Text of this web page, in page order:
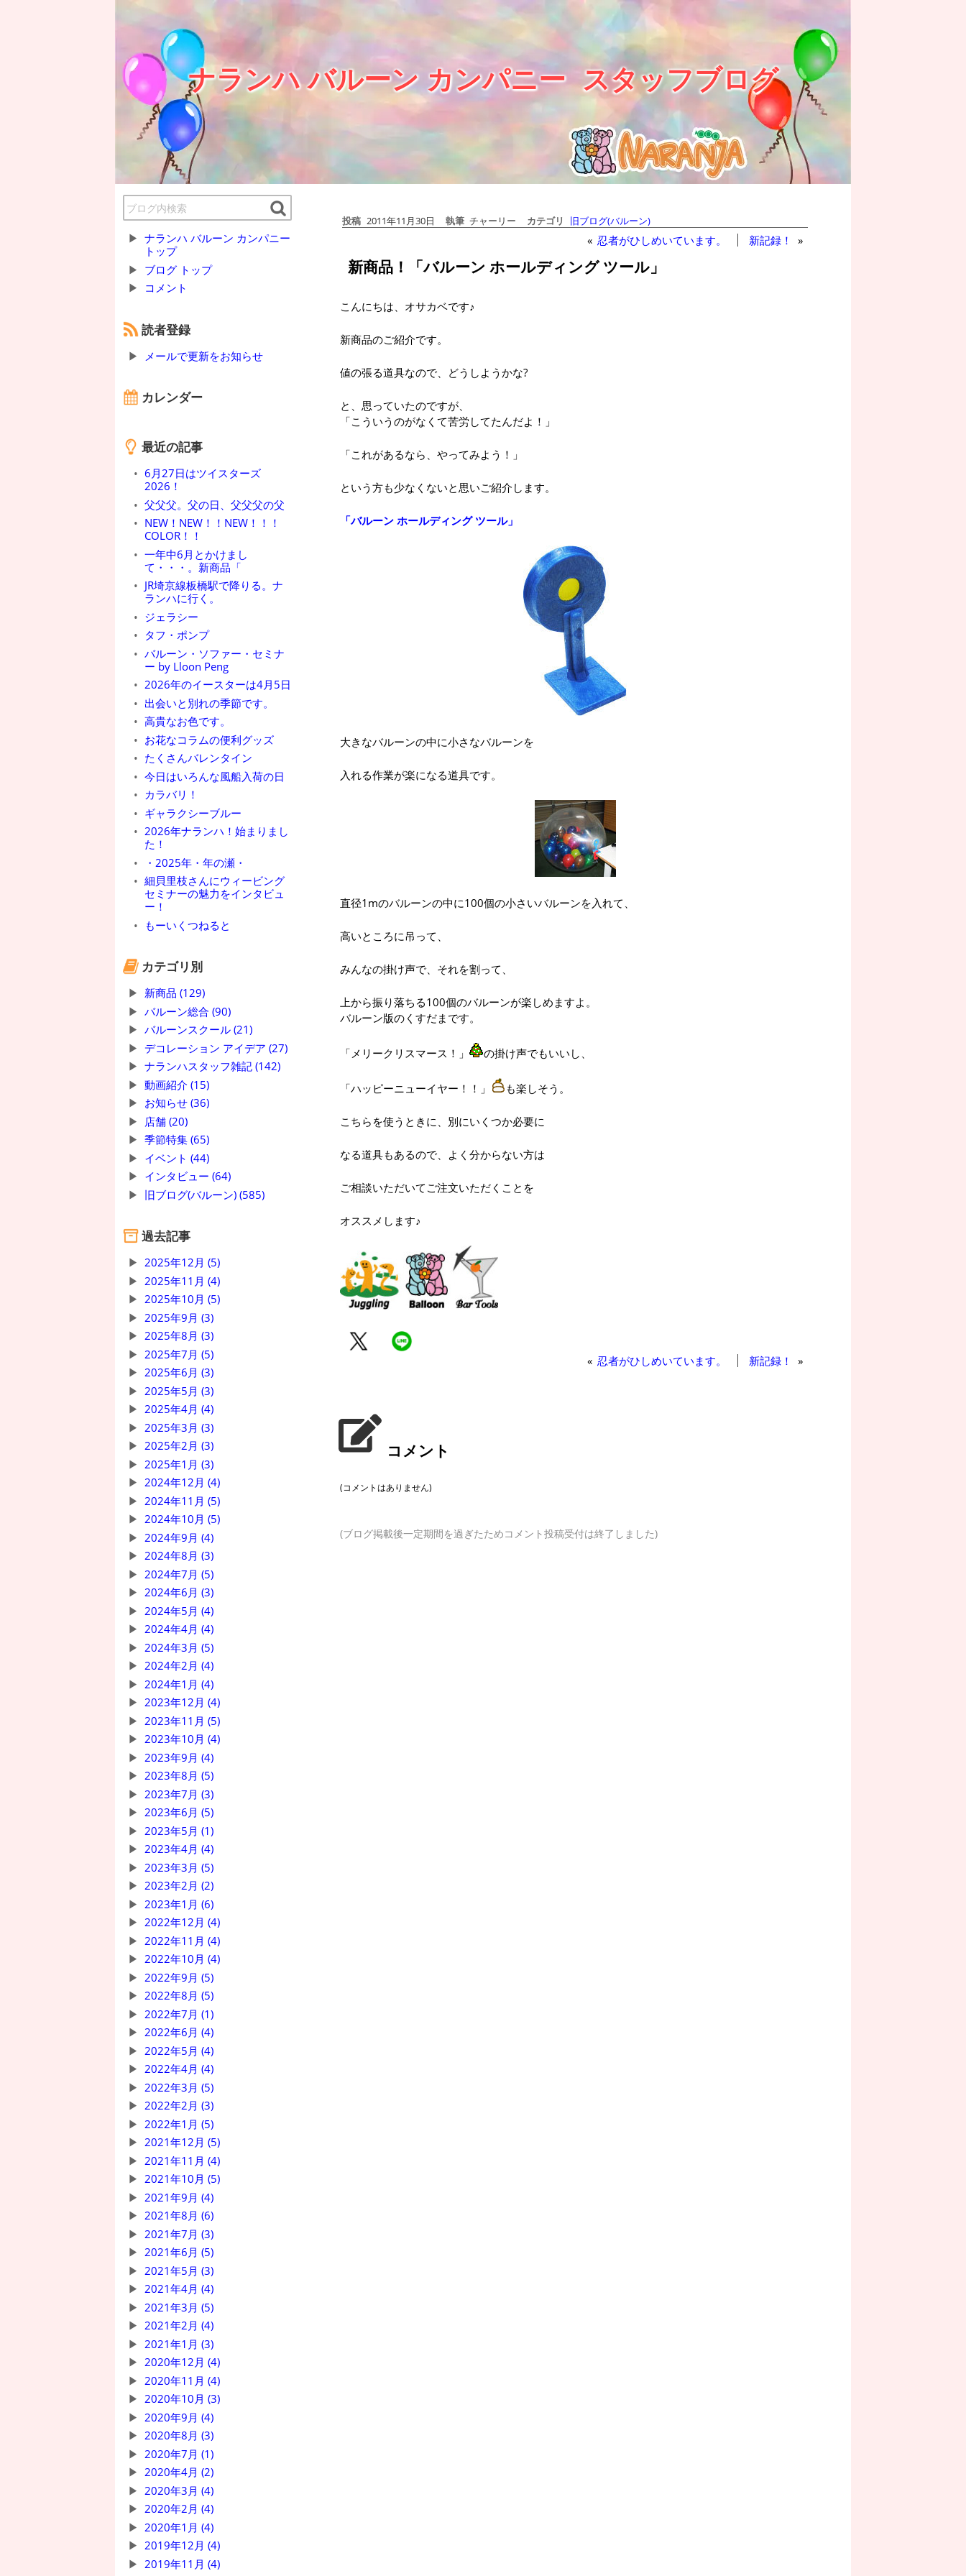
ナランハ バルーン カンパニー スタッフブログ
ナランハ バルーン カンパニー
トップ
ブログ トップ
コメント
読者登録
メールで更新をお知らせ
カレンダー
最近の記事
6月27日はツイスターズ
2026！
父父父。父の日、父父父の父
NEW！NEW！！NEW！！！
COLOR！！
一年中6月とかけまし
て・・・。新商品「
JR埼京線板橋駅で降りる。ナ
ランハに行く。
ジェラシー
タフ・ポンプ
バルーン・ソファー・セミナ
ー by Lloon Peng
2026年のイースターは4月5日
出会いと別れの季節です。
高貴なお色です。
お花なコラムの便利グッズ
たくさんバレンタイン
今日はいろんな風船入荷の日
カラバリ！
ギャラクシーブルー
2026年ナランハ！始まりまし
た！
・2025年・年の瀬・
細貝里枝さんにウィービング
セミナーの魅力をインタビュ
ー！
もーいくつねると
カテゴリ別
新商品 (129)
バルーン総合 (90)
バルーンスクール (21)
デコレーション アイデア (27)
ナランハスタッフ雑記 (142)
動画紹介 (15)
お知らせ (36)
店舗 (20)
季節特集 (65)
イベント (44)
インタビュー (64)
旧ブログ(バルーン) (585)
過去記事
2025年12月 (5)
2025年11月 (4)
2025年10月 (5)
2025年9月 (3)
2025年8月 (3)
2025年7月 (5)
2025年6月 (3)
2025年5月 (3)
2025年4月 (4)
2025年3月 (3)
2025年2月 (3)
2025年1月 (3)
2024年12月 (4)
2024年11月 (5)
2024年10月 (5)
2024年9月 (4)
2024年8月 (3)
2024年7月 (5)
2024年6月 (3)
2024年5月 (4)
2024年4月 (4)
2024年3月 (5)
2024年2月 (4)
2024年1月 (4)
2023年12月 (4)
2023年11月 (5)
2023年10月 (4)
2023年9月 (4)
2023年8月 (5)
2023年7月 (3)
2023年6月 (5)
2023年5月 (1)
2023年4月 (4)
2023年3月 (5)
2023年2月 (2)
2023年1月 (6)
2022年12月 (4)
2022年11月 (4)
2022年10月 (4)
2022年9月 (5)
2022年8月 (5)
2022年7月 (1)
2022年6月 (4)
2022年5月 (4)
2022年4月 (4)
2022年3月 (5)
2022年2月 (3)
2022年1月 (5)
2021年12月 (5)
2021年11月 (4)
2021年10月 (5)
2021年9月 (4)
2021年8月 (6)
2021年7月 (3)
2021年6月 (5)
2021年5月 (3)
2021年4月 (4)
2021年3月 (5)
2021年2月 (4)
2021年1月 (3)
2020年12月 (4)
2020年11月 (4)
2020年10月 (3)
2020年9月 (4)
2020年8月 (3)
2020年7月 (1)
2020年4月 (2)
2020年3月 (4)
2020年2月 (4)
2020年1月 (4)
2019年12月 (4)
2019年11月 (4)
投稿 2011年11月30日 執筆 チャーリー カテゴリ 旧ブログ(バルーン)
« 忍者がひしめいています。 新記録！ »
新商品！「バルーン ホールディング ツール」
こんにちは、オサカベです♪
新商品のご紹介です。
値の張る道具なので、どうしようかな?
と、思っていたのですが、
「こういうのがなくて苦労してたんだよ！」
「これがあるなら、やってみよう！」
という方も少なくないと思いご紹介します。
「バルーン ホールディング ツール」
大きなバルーンの中に小さなバルーンを
入れる作業が楽になる道具です。
直径1mのバルーンの中に100個の小さいバルーンを入れて、
高いところに吊って、
みんなの掛け声で、それを割って、
上から振り落ちる100個のバルーンが楽しめますよ。
バルーン版のくすだまです。
「メリークリスマース！」 の掛け声でもいいし、
「ハッピーニューイヤー！！」 も楽しそう。
こちらを使うときに、別にいくつか必要に
なる道具もあるので、よく分からない方は
ご相談いただいてご注文いただくことを
オススメします♪
« 忍者がひしめいています。 新記録！ »
コメント
(コメントはありません)
(ブログ掲載後一定期間を過ぎたためコメント投稿受付は終了しました)